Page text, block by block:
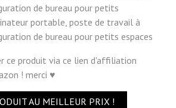
de bureau pour petits
portable, poste de travail à
de bureau pour petits espaces
ce produit via ce lien d'affiliation
! merci ♥
AU MEILLEUR PRIX !